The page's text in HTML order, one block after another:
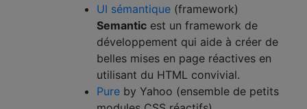
UI sémantique (framework)
Semantic est un framework de
développement qui aide à créer de
belles mises en page réactives en
utilisant du HTML convivial.
Pure by Yahoo (ensemble de petits